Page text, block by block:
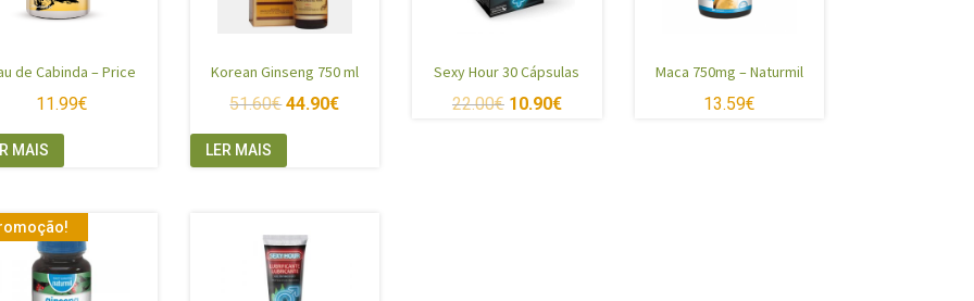
de Cabinda – Price
11.99€
MAIS
Korean Ginseng 750 ml
51.60€ 44.90€
LER MAIS
Sexy Hour 30 Cápsulas
22.00€ 10.90€
Maca 750mg – Naturmil
13.59€